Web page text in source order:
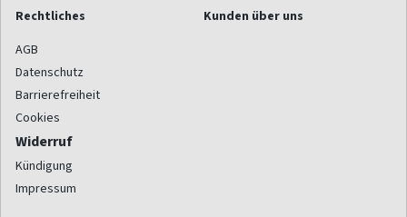
Rechtliches
AGB
Datenschutz
Barrierefreiheit
Cookies
Widerruf
Kündigung
Impressum
Kunden über uns